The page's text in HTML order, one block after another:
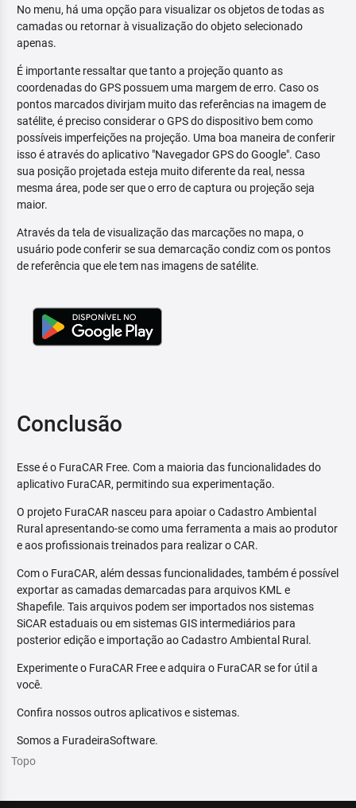
No menu, há uma opção para visualizar os objetos de todas as
camadas ou retornar à visualização do objeto selecionado
apenas.
É importante ressaltar que tanto a projeção quanto as
coordenadas do GPS possuem uma margem de erro. Caso os
pontos marcados divirjam muito das referências na imagem de
satélite, é preciso considerar o GPS do dispositivo bem como
possíveis imperfeições na projeção. Uma boa maneira de conferir
isso é através do aplicativo "Navegador GPS do Google". Caso
sua posição projetada esteja muito diferente da real, nessa
mesma área, pode ser que o erro de captura ou projeção seja
maior.
Através da tela de visualização das marcações no mapa, o
usuário pode conferir se sua demarcação condiz com os pontos
de referência que ele tem nas imagens de satélite.
Conclusão
Esse é o FuraCAR Free. Com a maioria das funcionalidades do
aplicativo FuraCAR, permitindo sua experimentação.
O projeto FuraCAR nasceu para apoiar o Cadastro Ambiental
Rural apresentando-se como uma ferramenta a mais ao produtor
e aos profissionais treinados para realizar o CAR.
Com o FuraCAR, além dessas funcionalidades, também é possível
exportar as camadas demarcadas para arquivos KML e
Shapefile. Tais arquivos podem ser importados nos sistemas
SiCAR estaduais ou em sistemas GIS intermediários para
posterior edição e importação ao Cadastro Ambiental Rural.
Experimente o FuraCAR Free e adquira o FuraCAR se for útil a
você.
Confira nossos outros aplicativos e sistemas.
Somos a FuradeiraSoftware.
Topo